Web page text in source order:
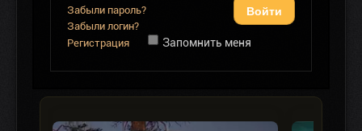
Войти
Забыли пароль?
Забыли логин?
Регистрация
Запомнить меня